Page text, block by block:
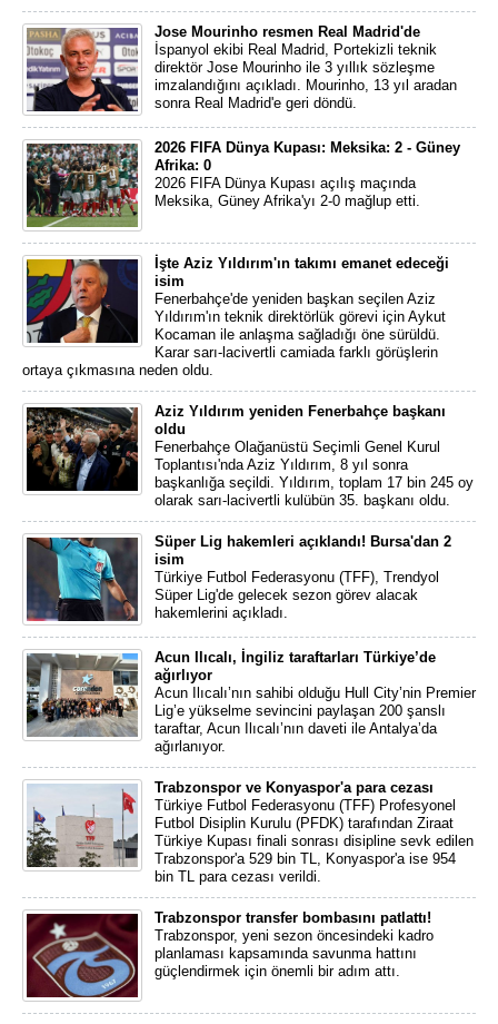
Jose Mourinho resmen Real Madrid'de
İspanyol ekibi Real Madrid, Portekizli teknik
direktör Jose Mourinho ile 3 yıllık sözleşme
imzalandığını açıkladı. Mourinho, 13 yıl aradan
sonra Real Madrid'e geri döndü.
2026 FIFA Dünya Kupası: Meksika: 2 - Güney
Afrika: 0
2026 FIFA Dünya Kupası açılış maçında
Meksika, Güney Afrika'yı 2-0 mağlup etti.
İşte Aziz Yıldırım'ın takımı emanet edeceği
isim
Fenerbahçe'de yeniden başkan seçilen Aziz
Yıldırım'ın teknik direktörlük görevi için Aykut
Kocaman ile anlaşma sağladığı öne sürüldü.
Karar sarı-lacivertli camiada farklı görüşlerin
ortaya çıkmasına neden oldu.
Aziz Yıldırım yeniden Fenerbahçe başkanı
oldu
Fenerbahçe Olağanüstü Seçimli Genel Kurul
Toplantısı'nda Aziz Yıldırım, 8 yıl sonra
başkanlığa seçildi. Yıldırım, toplam 17 bin 245 oy
olarak sarı-lacivertli kulübün 35. başkanı oldu.
Süper Lig hakemleri açıklandı! Bursa'dan 2
isim
Türkiye Futbol Federasyonu (TFF), Trendyol
Süper Lig'de gelecek sezon görev alacak
hakemlerini açıkladı.
Acun Ilıcalı, İngiliz taraftarları Türkiye’de
ağırlıyor
Acun Ilıcalı’nın sahibi olduğu Hull City’nin Premier
Lig’e yükselme sevincini paylaşan 200 şanslı
taraftar, Acun Ilıcalı’nın daveti ile Antalya’da
ağırlanıyor.
Trabzonspor ve Konyaspor'a para cezası
Türkiye Futbol Federasyonu (TFF) Profesyonel
Futbol Disiplin Kurulu (PFDK) tarafından Ziraat
Türkiye Kupası finali sonrası disipline sevk edilen
Trabzonspor'a 529 bin TL, Konyaspor'a ise 954
bin TL para cezası verildi.
Trabzonspor transfer bombasını patlattı!
Trabzonspor, yeni sezon öncesindeki kadro
planlaması kapsamında savunma hattını
güçlendirmek için önemli bir adım attı.